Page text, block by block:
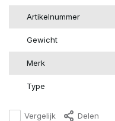
Artikelnummer
Gewicht
Merk
Type
Vergelijk Delen